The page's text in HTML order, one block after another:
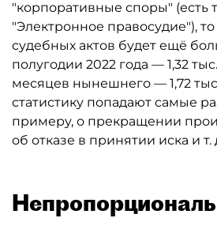
"корпоративные споры" (есть
"Электронное правосудие"),
судебных актов будет ещё
полугодии 2022 года — 1,32
месяцев нынешнего — 1,72
статистику попадают самые
примеру, о прекращении
об отказе в принятии иска и т.